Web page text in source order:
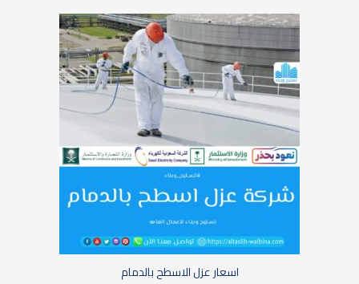
اسعار عزل الاسطح بالدمام